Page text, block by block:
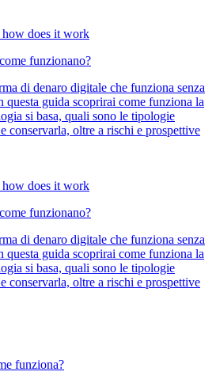
funzionano?
di denaro digitale che funziona senza
questa guida scoprirai come funziona la
si basa, quali sono le tipologie
conservarla, oltre a rischi e prospettive
funzionano?
di denaro digitale che funziona senza
questa guida scoprirai come funziona la
si basa, quali sono le tipologie
conservarla, oltre a rischi e prospettive
funziona?